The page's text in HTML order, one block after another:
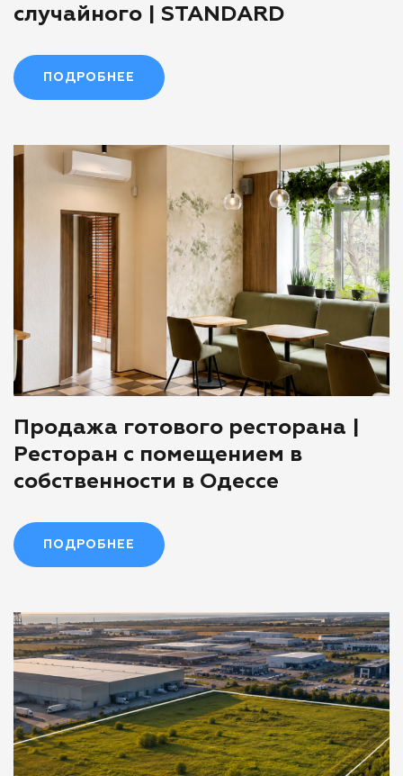
случайного | STANDARD
ПОДРОБНЕЕ
Продажа готового ресторана |
Ресторан с помещением в
собственности в Одессе
ПОДРОБНЕЕ